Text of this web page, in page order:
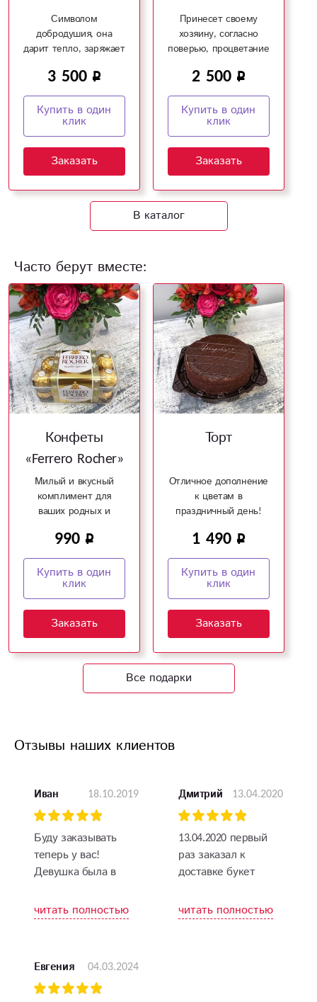
Символом
добродушия, она
дарит тепло, заряжает
3 500
Купить в один
клик
Заказать
Принесет своему
хозяину, согласно
поверью, процветание
2 500
Купить в один
клик
Заказать
В каталог
Часто берут вместе:
Конфеты
«Ferrero Rocher»
Милый и вкусный
комплимент для
ваших родных и
990
Купить в один
клик
Заказать
Торт
Отличное дополнение
к цветам в
праздничный день!
1 490
Купить в один
клик
Заказать
Все подарки
Отзывы наших клиентов
Иван 18.10.2019
Буду заказывать
теперь у вас!
Девушка была в
роз!
читать полностью
Дмитрий 13.04.2020
13.04.2020 первый
раз заказал к
доставке букет
рождения сестре.
Заказ доставку
читать полностью
Евгения 04.03.2024